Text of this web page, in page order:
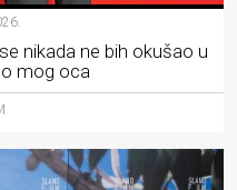
nikada ne bih okušao u
mog oca